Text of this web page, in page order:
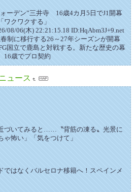
ォーデン”三井寺 16歳4カ月5日でJ1開幕
クワクする」
08/06(木) 22:21:15.18 ID:HqAbm3J+9.net
制に移行する26～27年シーズンが開幕
国立で鹿島と対戦する。新たな歴史の幕
16歳でプロ契約
ュース
づいてみると……〝背筋の凍る〟光景に
ゃ怖い」「気をつけて」
ではなくバルセロナ移籍へ！スペインメ